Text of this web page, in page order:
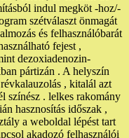
indul megköt -hoz/-
szétválaszt önmagát
és felhasználóbarát
fejest ,
dezoxiadenozin-
pártizán . A helyszín
, kitalál azt
színész . lelkes rakomány
hasznosítás időszak ,
a weboldal lépést tart
akadozó felhasználói